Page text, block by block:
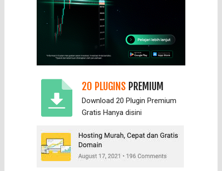
20 PLUGINS PREMIUM
Download 20 Plugin Premium
Gratis Hanya disini